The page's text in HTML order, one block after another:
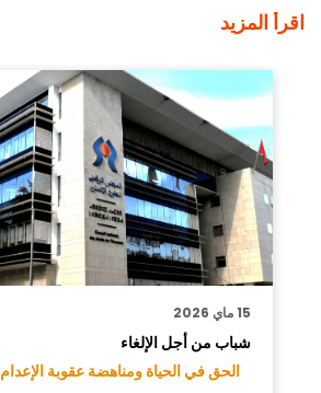
اقرأ المزيد
15 ماي 2026
شباب من أجل الإلغاء
الحق في الحياة ومناهضة عقوبة الإعدام